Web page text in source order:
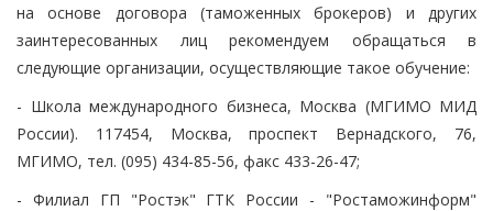
на основе договора (таможенных брокеров) и других
заинтересованных лиц рекомендуем обращаться в
следующие организации, осуществляющие такое обучение:
- Школа международного бизнеса, Москва (МГИМО МИД
России). 117454, Москва, проспект Вернадского, 76,
МГИМО, тел. (095) 434-85-56, факс 433-26-47;
- Филиал ГП "Ростэк" ГТК России - "Ростаможинформ"